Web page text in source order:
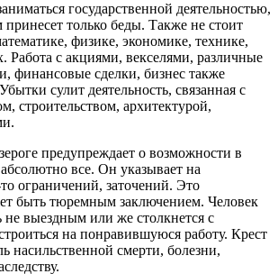
государственной деятельностью,
только беды. Также не стоит
физике, экономике, технике,
Работа с акциями, векселями, различные
финансовые сделки, бизнес также
сулит деятельность, связанная с
строительством, архитектурой,
предупреждает о возможности в
все. Он указывает на
ограничений, заточений. Это
быть тюремным заключением. Человек
не выездным или же столкнется с
на понравившуюся работу. Крест
насильственной смерти, болезни,